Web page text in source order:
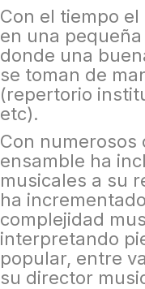
Con el tiempo
en una
donde una
se toman de
(repertorio
etc).
Con numerosos
ensamble ha
musicales a su
ha
complejidad
interpretando
popular, entre
su director